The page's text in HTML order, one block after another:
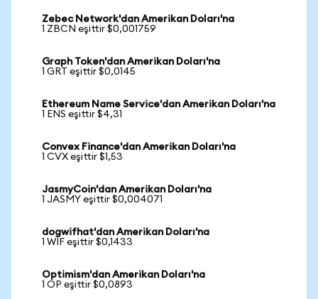
Zebec Network'dan Amerikan Doları'na
1 ZBCN eşittir $0,001759
Graph Token'dan Amerikan Doları'na
1 GRT eşittir $0,0145
Ethereum Name Service'dan Amerikan Doları'na
1 ENS eşittir $4,31
Convex Finance'dan Amerikan Doları'na
1 CVX eşittir $1,53
JasmyCoin'dan Amerikan Doları'na
1 JASMY eşittir $0,004071
dogwifhat'dan Amerikan Doları'na
1 WIF eşittir $0,1433
Optimism'dan Amerikan Doları'na
1 OP eşittir $0,0893